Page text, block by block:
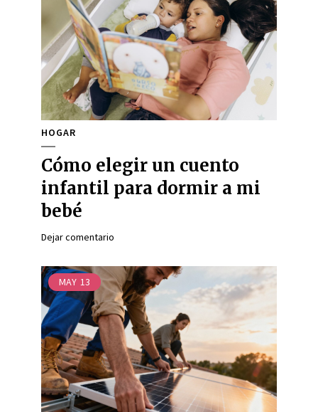
HOGAR
Cómo elegir un cuento
infantil para dormir a mi
bebé
Dejar comentario
MAY 13